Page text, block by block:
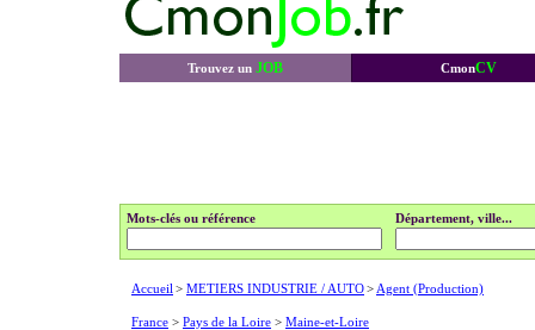
Trouvez un JOB CmonCV
Mots-clés ou référence Département, ville...
Accueil > METIERS INDUSTRIE / AUTO> Agent (Production)
France > Pays de la Loire > Maine-et-Loire